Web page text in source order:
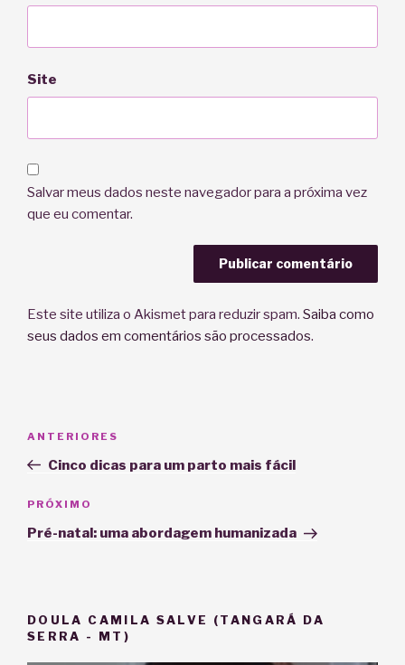
Site
Salvar meus dados neste navegador para a próxima vez
que eu comentar.
Este site utiliza o Akismet para reduzir spam. Saiba como
seus dados em comentários são processados.
Post
Post
anterior
ANTERIORES
Cinco dicas para um parto mais fácil
Próximo
post
PRÓXIMO
Pré-natal: uma abordagem humanizada
DOULA CAMILA SALVE (TANGARÁ DA
SERRA - MT)